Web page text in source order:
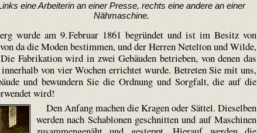
eine Arbeiterin an einer Presse, rechts eine andere an einer
Nähmaschine.
wurde am 9. Februar 1861 begründet und ist im Besitz von
da die Moden bestimmen, und der Herren Netelton und Wilde,
Fabrikation wird in zwei Gebäuden betrieben, von denen das
von vier Wochen errichtet wurde. Betreten Sie mit uns,
und bewundern Sie die Ordnung und Sorgfalt, die auf die
wird!
Den Anfang machen die Kragen oder Sättel. Dieselben
werden nach Schablonen geschnitten und auf Maschinen